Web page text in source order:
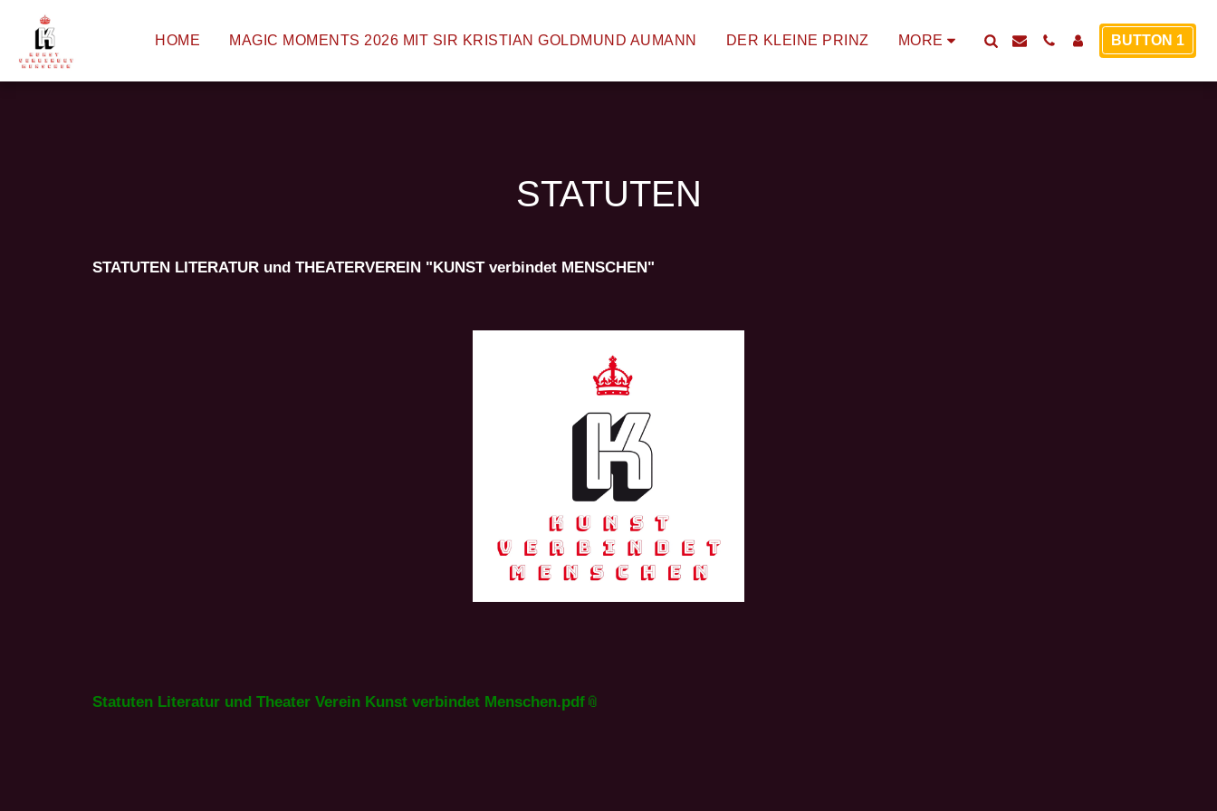
HOME MAGIC MOMENTS 2026 MIT SIR KRISTIAN GOLDMUND AUMANN DER KLEINE PRINZ MORE BUTTON 1
STATUTEN
STATUTEN LITERATUR und THEATERVEREIN "KUNST verbindet MENSCHEN"
Statuten Literatur und Theater Verein Kunst verbindet Menschen.pdf